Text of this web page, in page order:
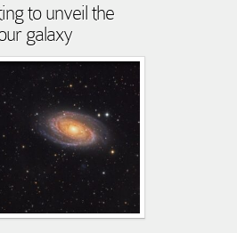
to unveil the
galaxy